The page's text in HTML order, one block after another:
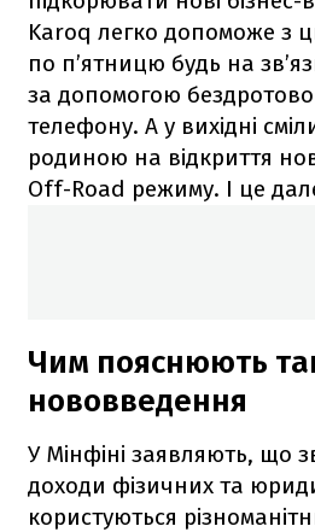
Karoq легко допоможе з
по п’ятницю будь на
за допомогою
телефону. А у вихідні
родиною на відкриття
Off-Road режиму. І це
Чим пояснюють
нововведення
У Мінфіні заявляють, що
доходи фізичних та
користуються